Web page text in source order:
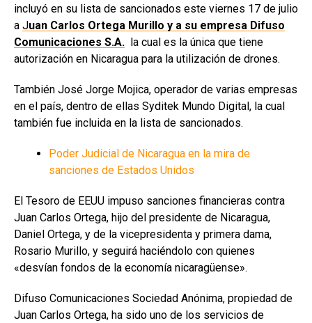
incluyó en su lista de sancionados este viernes 17 de julio
a Juan Carlos Ortega Murillo y a su empresa Difuso
Comunicaciones S.A.
la cual es la única que tiene
autorización en Nicaragua para la utilización de drones.
También José Jorge Mojica, operador de varias empresas
en el país, dentro de ellas Syditek Mundo Digital, la cual
también fue incluida en la lista de sancionados.
Poder Judicial de Nicaragua en la mira de
sanciones de Estados Unidos
El Tesoro de EEUU impuso sanciones financieras contra
Juan Carlos Ortega, hijo del presidente de Nicaragua,
Daniel Ortega, y de la vicepresidenta y primera dama,
Rosario Murillo, y seguirá haciéndolo con quienes
«desvían fondos de la economía nicaragüense».
Difuso Comunicaciones Sociedad Anónima, propiedad de
Juan Carlos Ortega, ha sido uno de los servicios de